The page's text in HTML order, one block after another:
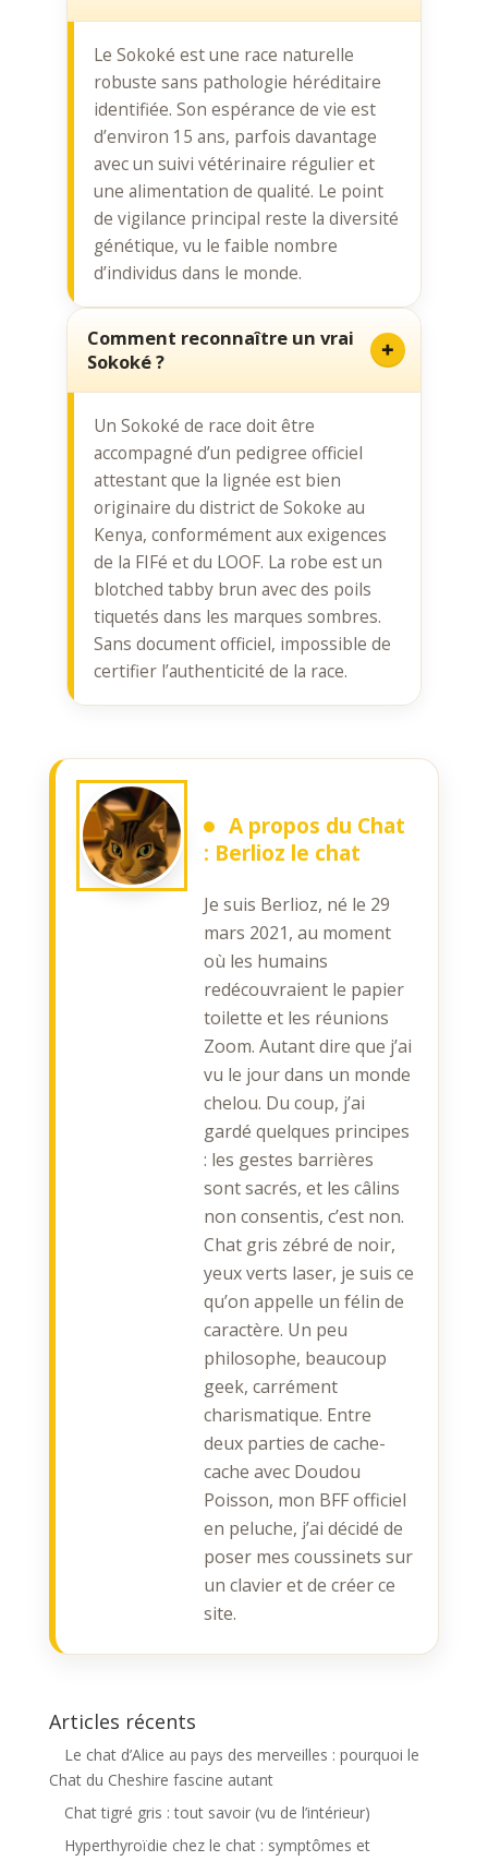
Le Sokoké est une race naturelle
robuste sans pathologie héréditaire
identifiée. Son espérance de vie est
d’environ 15 ans, parfois davantage
avec un suivi vétérinaire régulier et
une alimentation de qualité. Le point
de vigilance principal reste la diversité
génétique, vu le faible nombre
d’individus dans le monde.
Comment reconnaître un vrai
Sokoké ?
Un Sokoké de race doit être
accompagné d’un pedigree officiel
attestant que la lignée est bien
originaire du district de Sokoke au
Kenya, conformément aux exigences
de la FIFé et du LOOF. La robe est un
blotched tabby brun avec des poils
tiquetés dans les marques sombres.
Sans document officiel, impossible de
certifier l’authenticité de la race.
A propos du Chat
: Berlioz le chat
Je suis Berlioz, né le 29
mars 2021, au moment
où les humains
redécouvraient le papier
toilette et les réunions
Zoom. Autant dire que j’ai
vu le jour dans un monde
chelou. Du coup, j’ai
gardé quelques principes
: les gestes barrières
sont sacrés, et les câlins
non consentis, c’est non.
Chat gris zébré de noir,
yeux verts laser, je suis ce
qu’on appelle un félin de
caractère. Un peu
philosophe, beaucoup
geek, carrément
charismatique. Entre
deux parties de cache-
cache avec Doudou
Poisson, mon BFF officiel
en peluche, j’ai décidé de
poser mes coussinets sur
un clavier et de créer ce
site.
Articles récents
Le chat d’Alice au pays des merveilles : pourquoi le
Chat du Cheshire fascine autant
Chat tigré gris : tout savoir (vu de l’intérieur)
Hyperthyroïdie chez le chat : symptômes et